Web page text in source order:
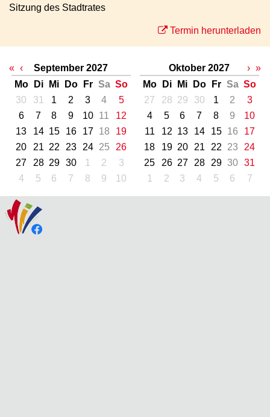
Sitzung des Stadtrates
Termin herunterladen
« ‹
September 2027
Mo
Di Mi Do Fr Sa So
30
31 1 2 3 4
5
6
7 8 9 10 11
12
13
14 15 16 17 18
19
20
21 22 23 24 25
26
27
28 29 30 1 2
3
4
5 6 7 8 9 10
Oktober 2027
Mo
Di Mi Do Fr Sa So
27
28 29 30 1 2
3
4
5 6 7 8 9
10
11
12 13 14 15 16
17
18
19 20 21 22 23
24
25
26 27 28 29 30
31
1
2 3 4 5 6 7
› »